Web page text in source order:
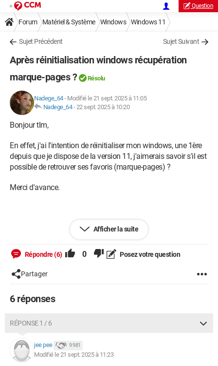
Question
Forum Matériel & Système Windows Windows 11
Sujet Précédent Sujet Suivant
Après réinitialisation windows récupération
marque-pages ?
Résolu
Nadege_64- Modifié le 21 sept. 2025 à 11:05
Nadege_64-22 sept. 2025 à 10:20
Bonjour tlm,
En effet, j'ai l'intention de réinitialiser mon windows, une 1ère
depuis que je dispose de la version 11, j'aimerais savoir s'il est
possible de retrouver ses favoris (marque-pages) ?
Merci d'avance.
Afficher la suite
Répondre (6) 0 Posez votre question
Partager
6 réponses
RÉPONSE 1 / 6
jee pee 9 981
Modifié le 21 sept. 2025 à 11:23